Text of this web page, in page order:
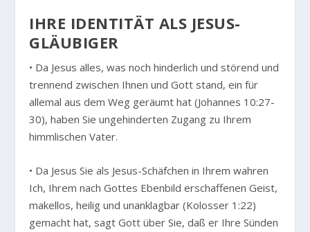
IHRE IDENTITÄT ALS JESUS-
GLÄUBIGER
• Da Jesus alles, was noch hinderlich und störend und
trennend zwischen Ihnen und Gott stand, ein für
allemal aus dem Weg geräumt hat (Johannes 10:27-
30), haben Sie ungehinderten Zugang zu Ihrem
himmlischen Vater.
• Da Jesus Sie als Jesus-Schäfchen in Ihrem wahren
Ich, Ihrem nach Gottes Ebenbild erschaffenen Geist,
makellos, heilig und unanklagbar (Kolosser 1:22)
gemacht hat, sagt Gott über Sie, daß er Ihre Sünden